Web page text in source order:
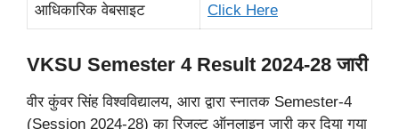
आधिकारिक वेबसाइट Click Here
VKSU Semester 4 Result 2024-28 जारी
वीर कुंवर सिंह विश्वविद्यालय, आरा द्वारा स्नातक Semester-4
(Session 2024-28) का रिजल्ट ऑनलाइन जारी कर दिया गया